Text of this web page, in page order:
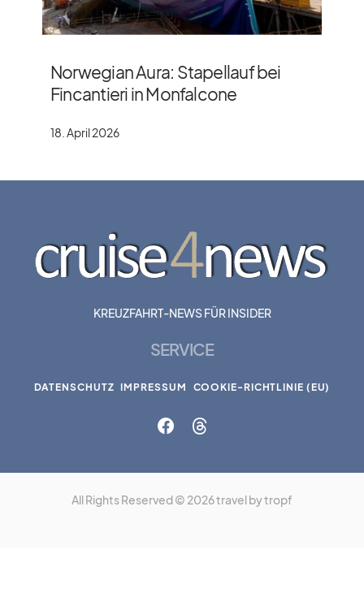
Norwegian Aura: Stapellauf bei
Fincantieri in Monfalcone
18. April 2026
KREUZFAHRT-NEWS FÜR INSIDER
SERVICE
DATENSCHUTZ IMPRESSUM COOKIE-RICHTLINIE (EU)
All Rights Reserved © 2026 travel by tropf